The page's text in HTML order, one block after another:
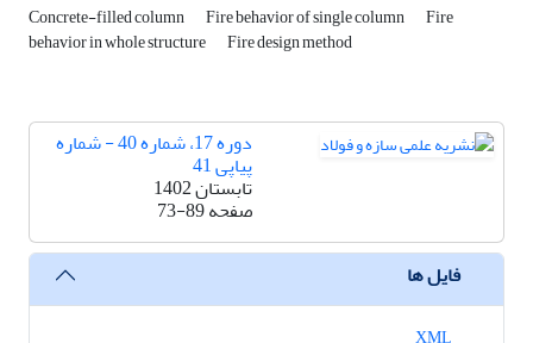
Concrete-filled column Fire behavior of single column Fire
behavior in whole structure Fire design method
دوره 17، شماره 40 - شماره
پیاپی 41
تابستان 1402
صفحه73-89
فایل ها